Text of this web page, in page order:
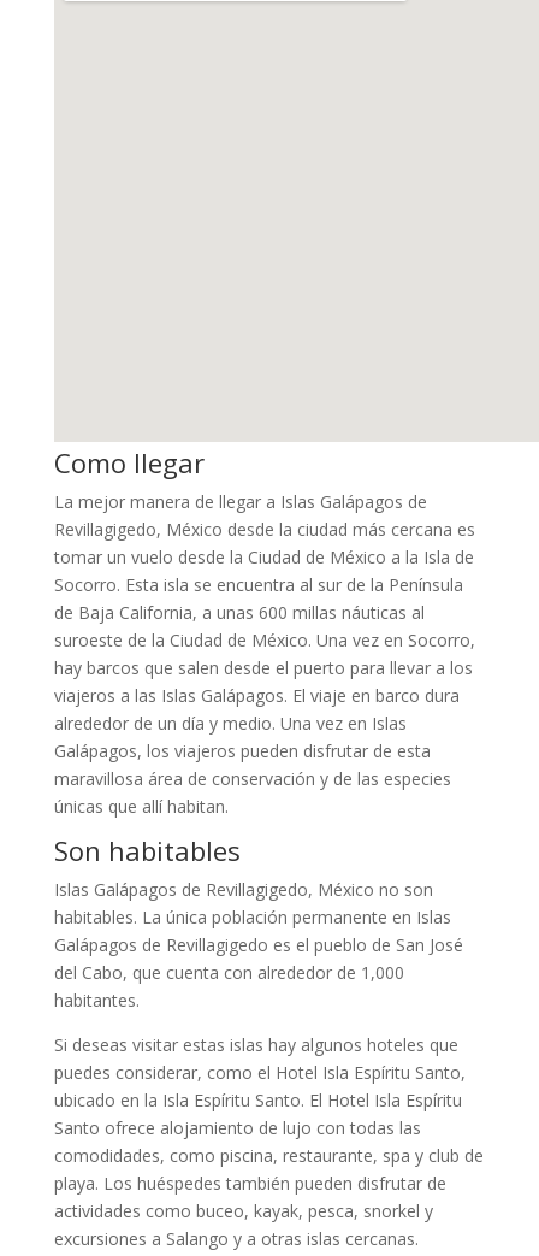
Como llegar
La mejor manera de llegar a Islas Galápagos de
Revillagigedo, México desde la ciudad más cercana es
tomar un vuelo desde la Ciudad de México a la Isla de
Socorro. Esta isla se encuentra al sur de la Península
de Baja California, a unas 600 millas náuticas al
suroeste de la Ciudad de México. Una vez en Socorro,
hay barcos que salen desde el puerto para llevar a los
viajeros a las Islas Galápagos. El viaje en barco dura
alrededor de un día y medio. Una vez en Islas
Galápagos, los viajeros pueden disfrutar de esta
maravillosa área de conservación y de las especies
únicas que allí habitan.
Son habitables
Islas Galápagos de Revillagigedo, México no son
habitables. La única población permanente en Islas
Galápagos de Revillagigedo es el pueblo de San José
del Cabo, que cuenta con alrededor de 1,000
habitantes.
Si deseas visitar estas islas hay algunos hoteles que
puedes considerar, como el Hotel Isla Espíritu Santo,
ubicado en la Isla Espíritu Santo. El Hotel Isla Espíritu
Santo ofrece alojamiento de lujo con todas las
comodidades, como piscina, restaurante, spa y club de
playa. Los huéspedes también pueden disfrutar de
actividades como buceo, kayak, pesca, snorkel y
excursiones a Salango y a otras islas cercanas.